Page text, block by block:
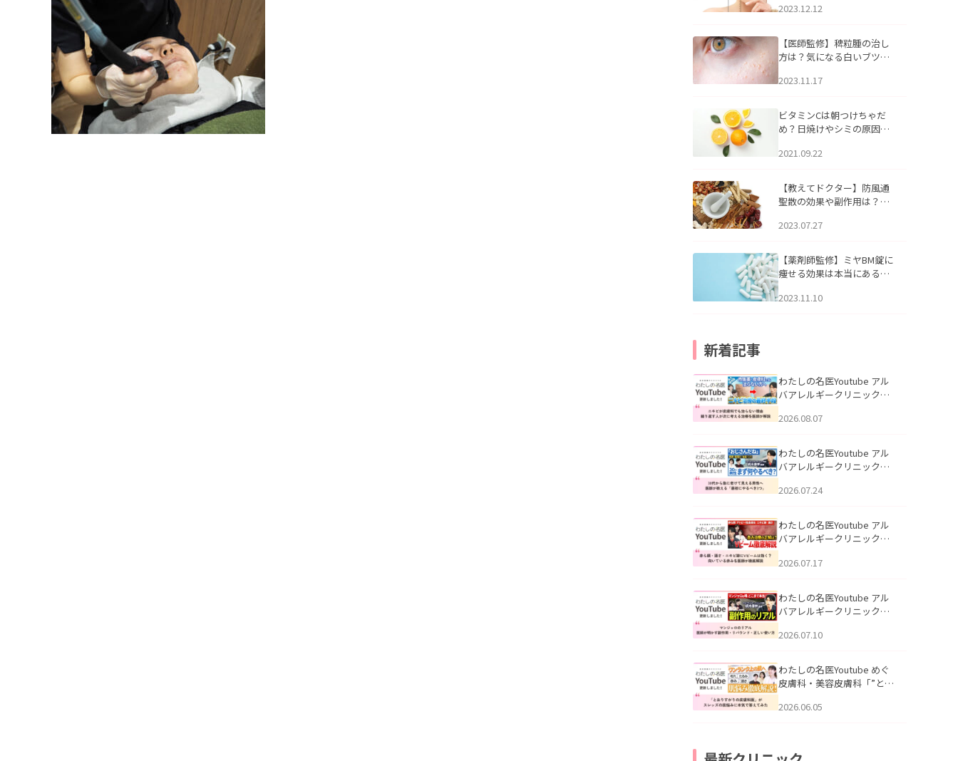
2023.12.12
【医師監修】稗粒腫の治し
方は？気になる白いブツブ
アについて
2023.11.17
ビタミンCは朝つけちゃだ
め？日焼けやシミの原因に
2021.09.22
【教えてドクター】防風通
聖散の効果や副作用は？長
2023.07.27
【薬剤師監修】ミヤBM錠に
痩せる効果は本当にある
2023.11.10
新着記事
わたしの名医Youtube アル
バアレルギークリニック札
らない理由｜繰り返す人が
説」を公開いたしました。
2026.08.07
わたしの名医Youtube アル
バアレルギークリニック札
える男性へ｜医師が教える
公開いたしました。
2026.07.24
わたしの名医Youtube アル
バアレルギークリニック札
跡にVビームは効く？向いて
説」を公開いたしました。
2026.07.17
わたしの名医Youtube アル
バアレルギークリニック札
医師が明かす副作用・リバ
公開いたしました。
2026.07.10
わたしの名医Youtube めぐ
皮膚科・美容皮膚科「”とお
ッズの肌悩みに本気で答え
2026.06.05